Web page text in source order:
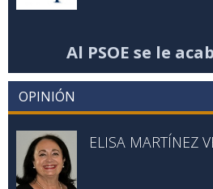
Al PSOE se le
OPINIÓN
ELISA MARTÍNEZ